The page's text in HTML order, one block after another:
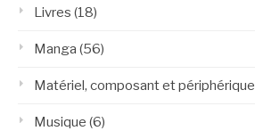
Livres (18)
Manga (56)
Matériel, composant et périphérique
Musique (6)